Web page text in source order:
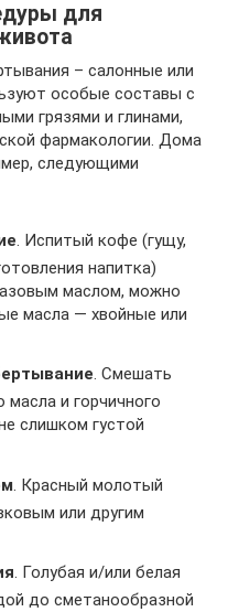
для
– салонные или
особые составы с
грязями и глинами,
фармакологии. Дома
следующими
. Испитый кофе (гущу,
напитка)
маслом, можно
масла — хвойные или
. Смешать
и горчичного
слишком густой
. Красный молотый
или другим
. Голубая и/или белая
до сметанообразной